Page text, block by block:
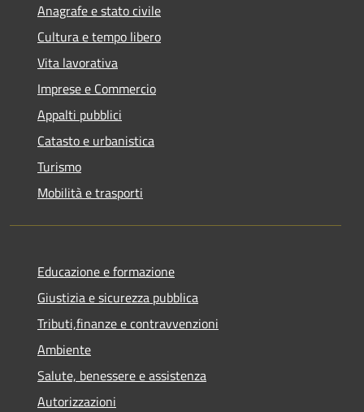
Anagrafe e stato civile
Cultura e tempo libero
Vita lavorativa
Imprese e Commercio
Appalti pubblici
Catasto e urbanistica
Turismo
Mobilità e trasporti
Educazione e formazione
Giustizia e sicurezza pubblica
Tributi,finanze e contravvenzioni
Ambiente
Salute, benessere e assistenza
Autorizzazioni